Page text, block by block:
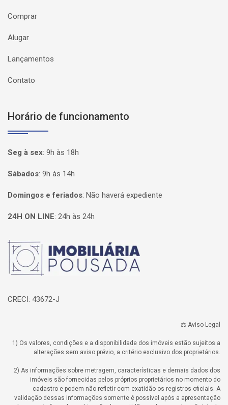
Comprar
Alugar
Lançamentos
Contato
Horário de funcionamento
Seg à sex: 9h às 18h
Sábados: 9h às 14h
Domingos e feriados: Não haverá expediente
24H ON LINE: 24h às 24h
Página inicial
CRECI: 43672-J
⚖️ Aviso Legal
1) Os valores, condições e a disponibilidade dos imóveis estão sujeitos a
alterações sem aviso prévio, a critério exclusivo dos proprietários.
2) As informações sobre metragem, características e demais dados dos
imóveis são fornecidas pelos próprios proprietários no momento do
cadastro e podem não refletir com exatidão os registros oficiais. A
validação dessas informações somente é possível após a apresentação